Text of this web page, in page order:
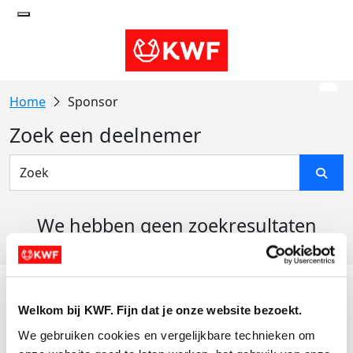
Welkom bij KWF. Fijn dat je onze website bezoekt.
We gebruiken cookies en vergelijkbare technieken om
Sponsor
Zoek een deelnemer
We hebben geen zoekresultaten
Actiematerialen
Evenementen